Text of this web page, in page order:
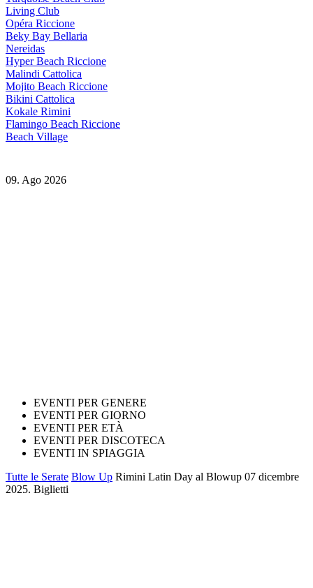
Living Club
Opéra Riccione
Beky Bay Bellaria
Nereidas
Hyper Beach Riccione
Malindi Cattolica
Mojito Beach Riccione
Bikini Cattolica
Kokale Rimini
Flamingo Beach Riccione
Beach Village
09. Ago 2026
EVENTI PER GENERE
EVENTI PER GIORNO
EVENTI PER ETÀ
EVENTI PER DISCOTECA
EVENTI IN SPIAGGIA
Tutte le Serate Blow Up Rimini Latin Day al Blowup 07 dicembre
2025. Biglietti